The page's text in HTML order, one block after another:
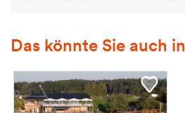
Das könnte Sie auch